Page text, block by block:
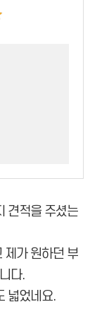
견적을 주셨는
제가 원하던 부
다.
넓었네요.